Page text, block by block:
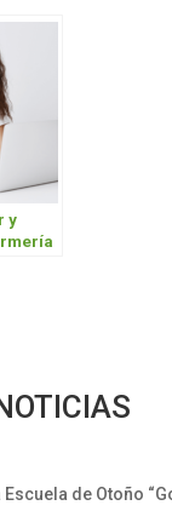
y
de Otoño